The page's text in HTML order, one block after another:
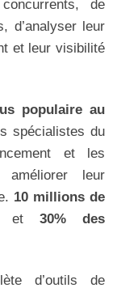
de
d’analyser leur
et leur visibilité
populaire au
spécialistes du
et les
leur
10 millions de
et30% des
d’outils de